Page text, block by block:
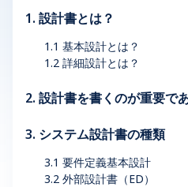
1. 設計書とは？
1.1 基本設計とは？
1.2 詳細設計とは？
2. 設計書を書くのが重要で
3. システム設計書の種類
3.1 要件定義基本設計
3.2 外部設計書（ED）